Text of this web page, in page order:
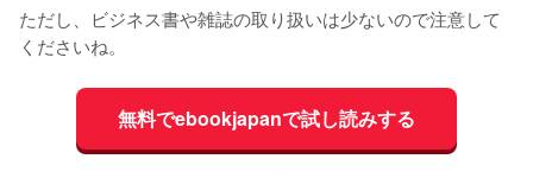
ただし、ビジネス書や雑誌の取り扱いは少ないので注意して
くださいね。
無料でebookjapanで試し読みする